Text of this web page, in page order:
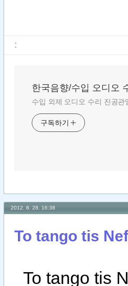
:
한국음향/수입 오디오
수입 외제 오디오 수리 진공
구독하기
2012. 8. 28. 16:38
To tango tis
To tango tis